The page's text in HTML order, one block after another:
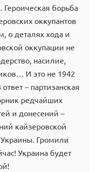
Героическая борьба
оккупантов
о деталях хода и
оккупации не
насилие,
И это не 1942
– партизанская
редчайших
и донесений –
кайзеровской
Громили
Украина будет